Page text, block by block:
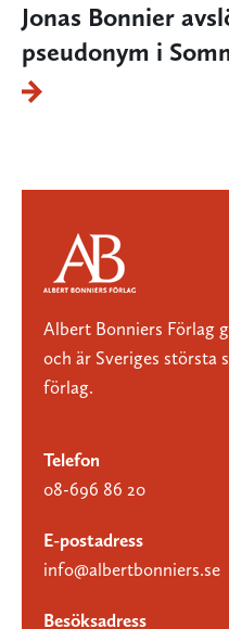
Jonas Bonnier
pseudonym i
Albert Bonniers Förlag
och är Sveriges största
förlag.
Telefon
08-696 86 20
E-postadress
info@albertbonniers.se
Besöksadress